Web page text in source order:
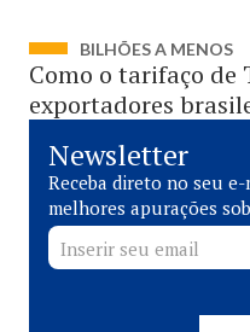
BILHÕES A MENOS
Como o tarifaço de
exportadores
Newsletter
Receba direto no seu
melhores apurações